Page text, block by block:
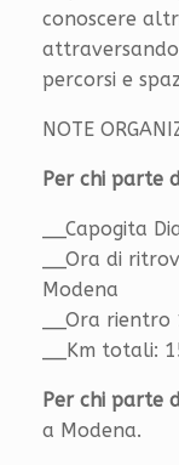
conoscere
percorsi e
NOTE
Per chi parte
__Capogita
__Ora di
Modena
__Ora
__Km totali:
Per chi parte
a Modena.